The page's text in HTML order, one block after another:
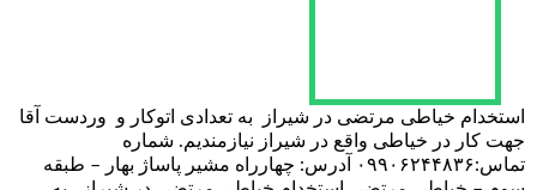
استخدام خیاطی مرتضی در شیراز به تعدادی اتوکار و وردست آقا
جهت کار در خیاطی واقع در شیراز نیازمندیم. شماره
تماس:۰۹۹۰۶۲۴۴۸۳۶ آدرس: چهارراه مشیر پاساژ بهار – طبقه